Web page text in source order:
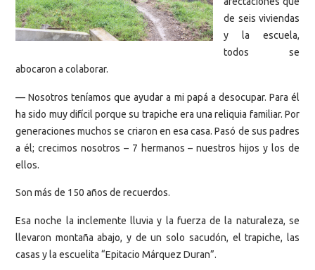
de seis viviendas
y la escuela,
todos se
abocaron a colaborar.
— Nosotros teníamos que ayudar a mi papá a desocupar. Para él
ha sido muy difícil porque su trapiche era una reliquia familiar. Por
generaciones muchos se criaron en esa casa. Pasó de sus padres
a él; crecimos nosotros – 7 hermanos – nuestros hijos y los de
ellos.
Son más de 150 años de recuerdos.
Esa noche la inclemente lluvia y la fuerza de la naturaleza, se
llevaron montaña abajo, y de un solo sacudón, el trapiche, las
casas y la escuelita “Epitacio Márquez Duran”.